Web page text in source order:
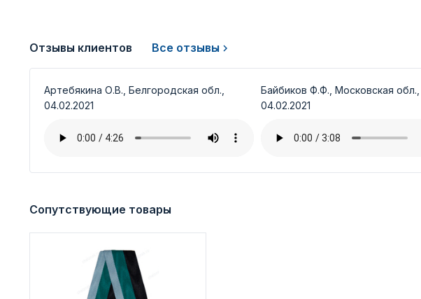
Отзывы клиентов Все отзывы
Артебякина О.В., Белгородская обл.,
04.02.2021
Байбиков Ф.Ф., Московская обл.,
04.02.2021
Сопутствующие товары